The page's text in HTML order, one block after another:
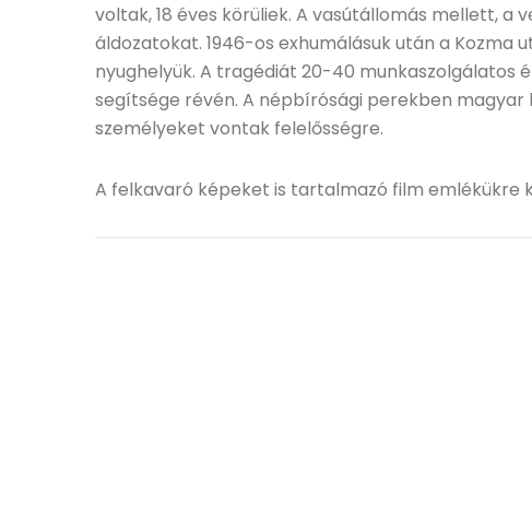
voltak, 18 éves körüliek. A vasútállomás mellett,
áldozatokat. 1946-os exhumálásuk után a
nyughelyük. A tragédiát 20-40 munkaszolgálatos
segítsége révén. A népbírósági perekben
személyeket vontak felelősségre.
A felkavaró képeket is tartalmazó film emlékükre